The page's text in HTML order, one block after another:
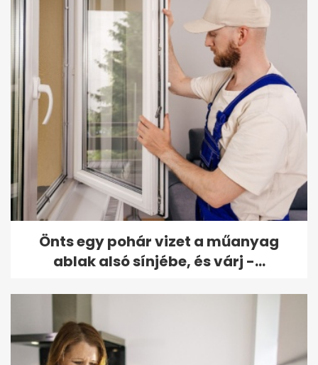
Önts egy pohár vizet a műanyag
ablak alsó sínjébe, és várj -...